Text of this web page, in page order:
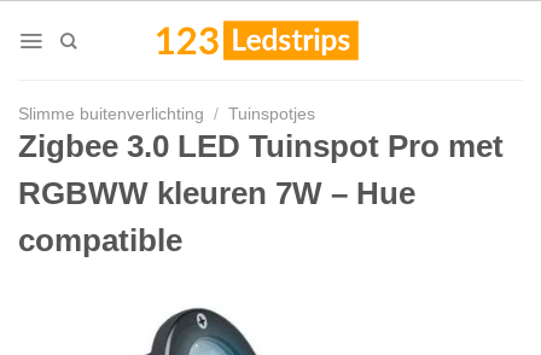
Slimme buitenverlichting / Tuinspotjes
Zigbee 3.0 LED Tuinspot Pro met
RGBWW kleuren 7W – Hue
compatible